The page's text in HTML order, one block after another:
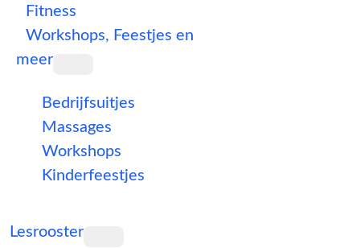
Fitness
Workshops, Feestjes en
meer
Bedrijfsuitjes
Massages
Workshops
Kinderfeestjes
Lesrooster